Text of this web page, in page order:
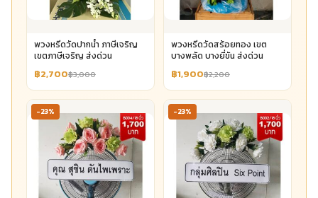
พวงหรีดวัดปากน้ำ ภาษีเจริญ
เขตภาษีเจริญ ส่งด่วน
฿2,700฿3,000
พวงหรีดวัดสร้อยทอง เขต
บางพลัด บางยี่ขัน ส่งด่วน
฿1,900฿2,200
-23% -23%